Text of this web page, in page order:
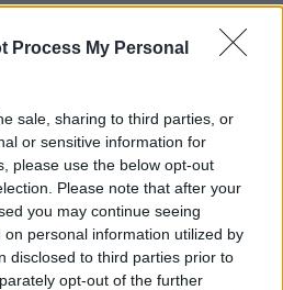
Process My Personal
sale, sharing to third parties, or
or sensitive information for
please use the below opt-out
Please note that after your
you may continue seeing
personal information utilized by
disclosed to third parties prior to
opt-out of the further
is magas, a munkanélküliség
mértékben.